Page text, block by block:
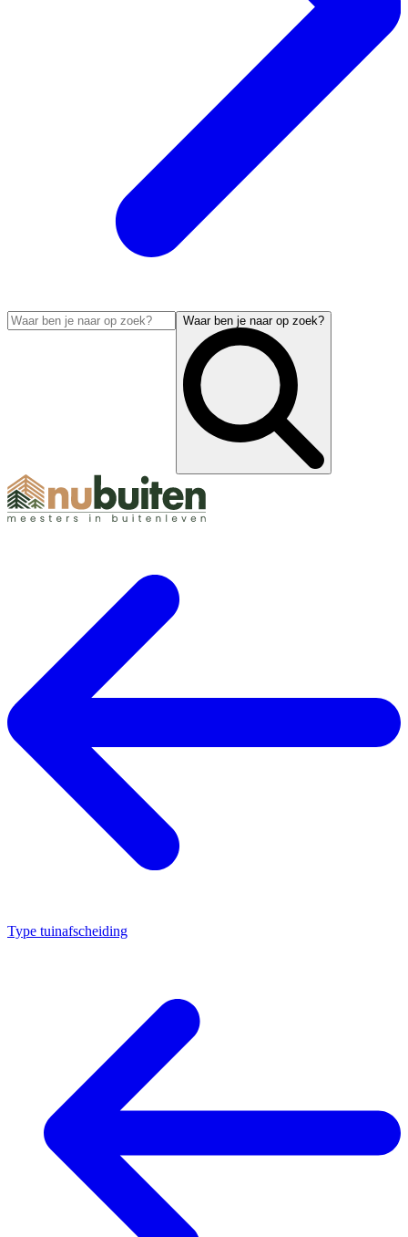
Waar ben je naar op zoek?
Type tuinafscheiding